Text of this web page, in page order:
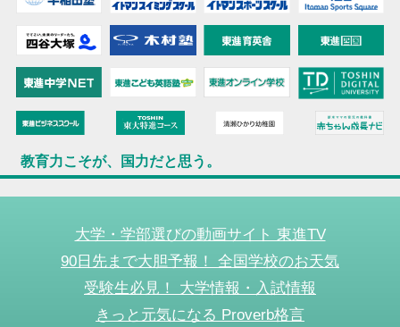
教育力こそが、国力だと思う。
大学・学部選びの動画サイト 東進TV
90日先まで大胆予報！ 全国学校のお天気
受験生必見！ 大学情報・入試情報
きっと元気になる Proverb格言